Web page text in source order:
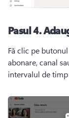
Pasul 4.
Fă clic pe
abonare, canal
intervalul de